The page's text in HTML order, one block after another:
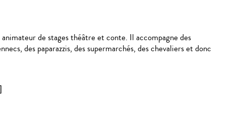
de stages théâtre et conte. Il accompagne des
des paparazzis, des supermarchés, des chevaliers et donc